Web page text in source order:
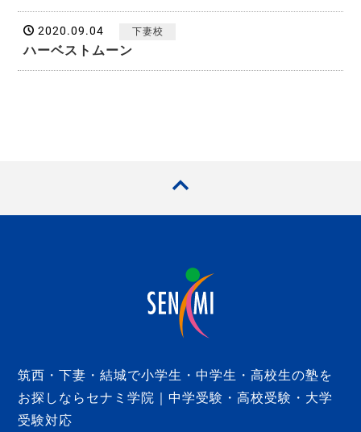
2020.09.04 下妻校
ハーベストムーン
筑西・下妻・結城で小学生・中学生・高校生の塾を
お探しならセナミ学院｜中学受験・高校受験・大学
受験対応